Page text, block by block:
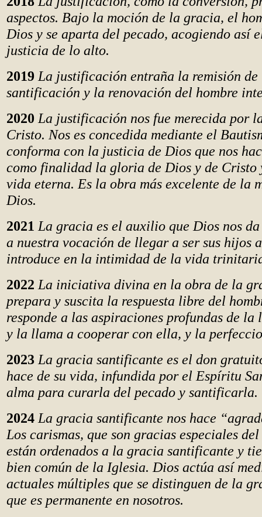
aspectos. Bajo la moción de la gracia, el
Dios y se aparta del pecado, acogiendo así
justicia de lo alto.
2019 La justificación entraña la remisión de
santificación y la renovación del hombre
2020 La justificación nos fue merecida por
Cristo. Nos es concedida mediante el
conforma con la justicia de Dios que nos
como finalidad la gloria de Dios y de Cristo
vida eterna. Es la obra más excelente de la
Dios.
2021 La gracia es el auxilio que Dios nos
a nuestra vocación de llegar a ser sus hijos
introduce en la intimidad de la vida
2022 La iniciativa divina en la obra de la
prepara y suscita la respuesta libre del
responde a las aspiraciones profundas de
y la llama a cooperar con ella, y la
2023 La gracia santificante es el don
hace de su vida, infundida por el Espíritu
alma para curarla del pecado y santificarla.
2024 La gracia santificante nos hace
Los carismas, que son gracias especiales
están ordenados a la gracia santificante y
bien común de la Iglesia. Dios actúa así
actuales múltiples que se distinguen de la
que es permanente en nosotros.